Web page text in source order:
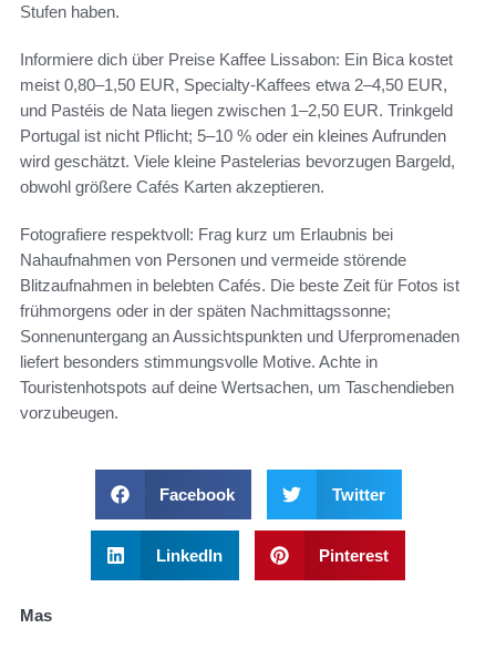
Stufen haben.
Informiere dich über Preise Kaffee Lissabon: Ein Bica kostet
meist 0,80–1,50 EUR, Specialty-Kaffees etwa 2–4,50 EUR,
und Pastéis de Nata liegen zwischen 1–2,50 EUR. Trinkgeld
Portugal ist nicht Pflicht; 5–10 % oder ein kleines Aufrunden
wird geschätzt. Viele kleine Pastelerias bevorzugen Bargeld,
obwohl größere Cafés Karten akzeptieren.
Fotografiere respektvoll: Frag kurz um Erlaubnis bei
Nahaufnahmen von Personen und vermeide störende
Blitzaufnahmen in belebten Cafés. Die beste Zeit für Fotos ist
frühmorgens oder in der späten Nachmittagssonne;
Sonnenuntergang an Aussichtspunkten und Uferpromenaden
liefert besonders stimmungsvolle Motive. Achte in
Touristenhotspots auf deine Wertsachen, um Taschendieben
vorzubeugen.
Facebook Twitter
LinkedIn Pinterest
Mas